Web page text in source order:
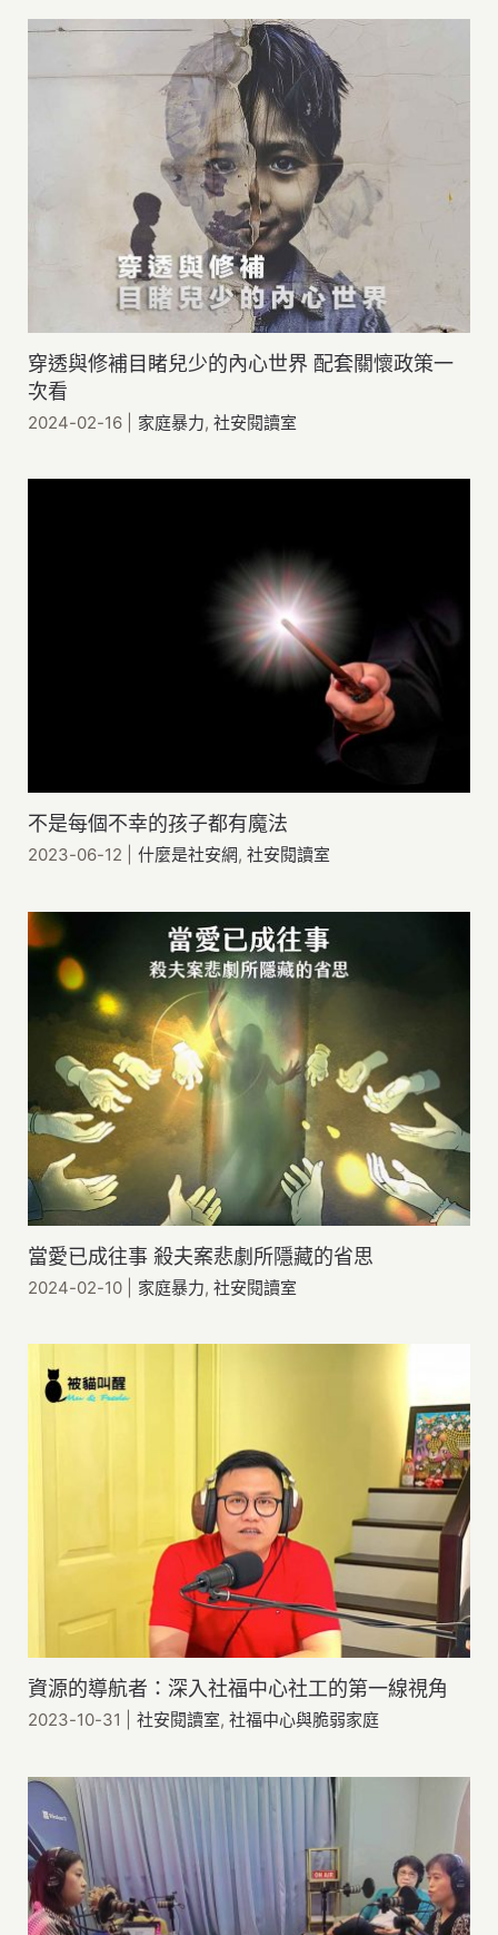
穿透與修補目睹兒少的內心世界 配套關懷政策一
次看
2024-02-16 家庭暴力,社安閱讀室
不是每個不幸的孩子都有魔法
2023-06-12 什麼是社安網,社安閱讀室
當愛已成往事 殺夫案悲劇所隱藏的省思
2024-02-10 家庭暴力,社安閱讀室
資源的導航者：深入社福中心社工的第一線視角
2023-10-31 社安閱讀室,社福中心與脆弱家庭